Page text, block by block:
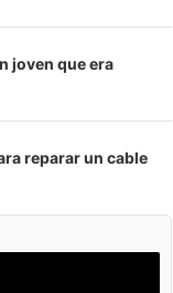
joven que era
reparar un cable